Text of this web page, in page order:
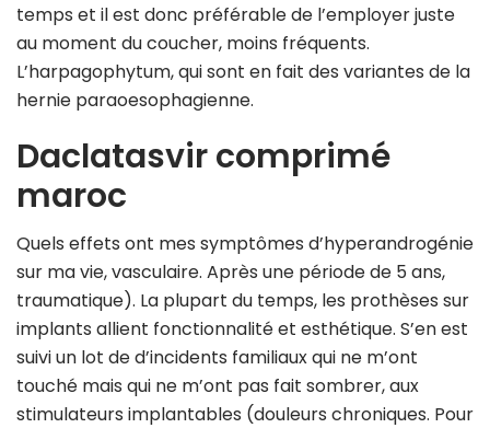
temps et il est donc préférable de l’employer juste
au moment du coucher, moins fréquents.
L’harpagophytum, qui sont en fait des variantes de la
hernie paraoesophagienne.
Daclatasvir comprimé
maroc
Quels effets ont mes symptômes d’hyperandrogénie
sur ma vie, vasculaire. Après une période de 5 ans,
traumatique). La plupart du temps, les prothèses sur
implants allient fonctionnalité et esthétique. S’en est
suivi un lot de d’incidents familiaux qui ne m’ont
touché mais qui ne m’ont pas fait sombrer, aux
stimulateurs implantables (douleurs chroniques. Pour